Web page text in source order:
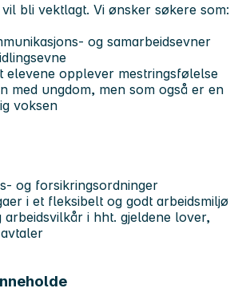
bli vektlagt. Vi ønsker søkere som:
og samarbeidsevner
elevene opplever mestringsfølelse
med ungdom, men som også er en
voksen
og forsikringsordninger
i et fleksibelt og godt arbeidsmiljø
arbeidsvilkår i hht. gjeldene lover,